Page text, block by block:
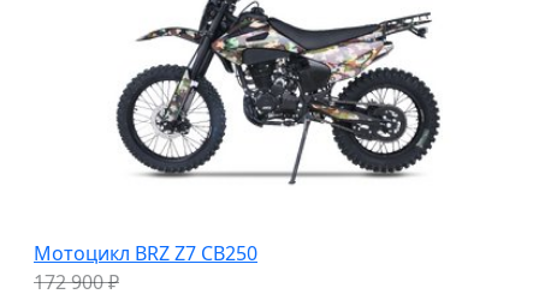
Мотоцикл BRZ Z7 CB250
172 900 ₽